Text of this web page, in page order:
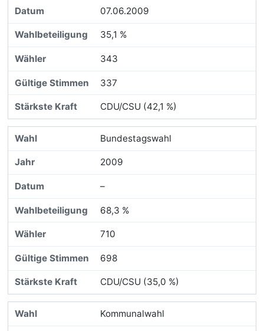
07.06.2009
35,1 %
343
337
CDU/CSU (42,1 %)
Bundestagswahl
2009
–
68,3 %
710
698
CDU/CSU (35,0 %)
Kommunalwahl